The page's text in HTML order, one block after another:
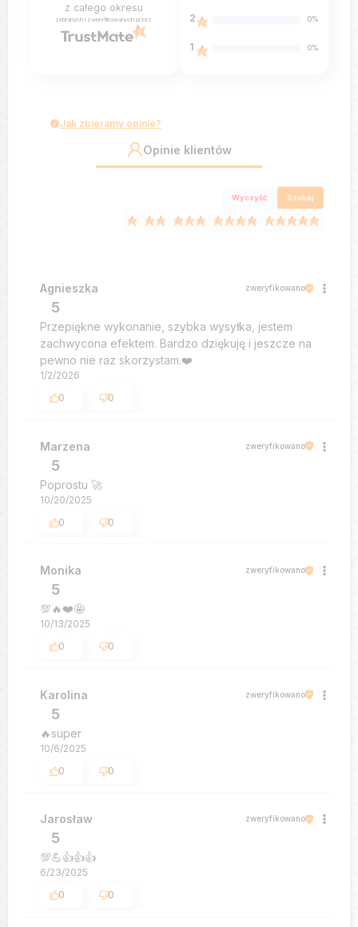
z całego okresu
zebranych i zweryfikowanych przez 2 0%
1 0%
Jak zbieramy opinie?
Opinie klientów
Wyczyść Szukaj
Agnieszka zweryfikowano
5
Przepiękne wykonanie, szybka wysyłka, jestem
zachwycona efektem. Bardzo dziękuję i jeszcze na
pewno nie raz skorzystam.❤️
1/2/2026
0
0
Marzena zweryfikowano
5
Poprostu 🚀
10/20/2025
0
0
Monika zweryfikowano
5
💯🔥❤️🤩
10/13/2025
0
0
Karolina zweryfikowano
5
🔥super
10/6/2025
0
0
Jarosław zweryfikowano
5
💯💪👍️👍️👍️
6/23/2025
0
0